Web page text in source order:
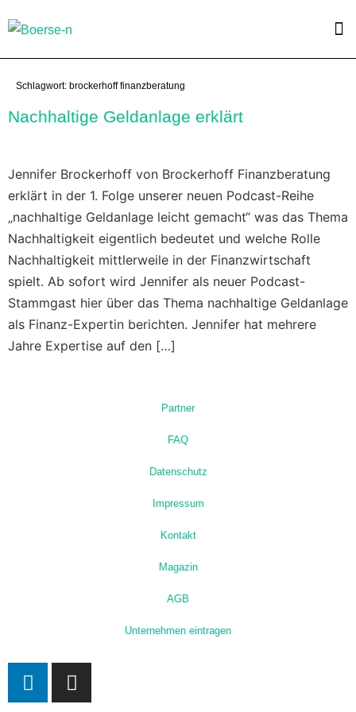
Schlagwort: brockerhoff finanzberatung
Nachhaltige Geldanlage erklärt
Jennifer Brockerhoff von Brockerhoff Finanzberatung
erklärt in der 1. Folge unserer neuen Podcast-Reihe
„nachhaltige Geldanlage leicht gemacht“ was das Thema
Nachhaltigkeit eigentlich bedeutet und welche Rolle
Nachhaltigkeit mittlerweile in der Finanzwirtschaft
spielt. Ab sofort wird Jennifer als neuer Podcast-
Stammgast hier über das Thema nachhaltige Geldanlage
als Finanz-Expertin berichten. Jennifer hat mehrere
Jahre Expertise auf den […]
Partner
FAQ
Datenschutz
Impressum
Kontakt
Magazin
AGB
Unternehmen eintragen